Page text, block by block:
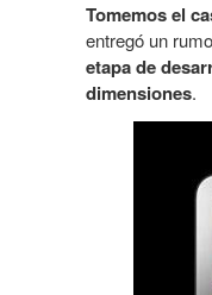
Tomemos el
entregó un
etapa de
dimensiones.